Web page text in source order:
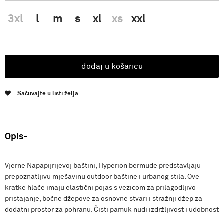
3xl l m s xl xs xxl
dodaj u košaricu
Sačuvajte u listi želja
Opis
Vjerne Napapijrijevoj baštini, Hyperion bermude predstavljaju
prepoznatljivu mješavinu outdoor baštine i urbanog stila. Ove
kratke hlače imaju elastični pojas s vezicom za prilagodljivo
pristajanje, bočne džepove za osnovne stvari i stražnji džep za
dodatni prostor za pohranu. Čisti pamuk nudi izdržljivost i udobnost